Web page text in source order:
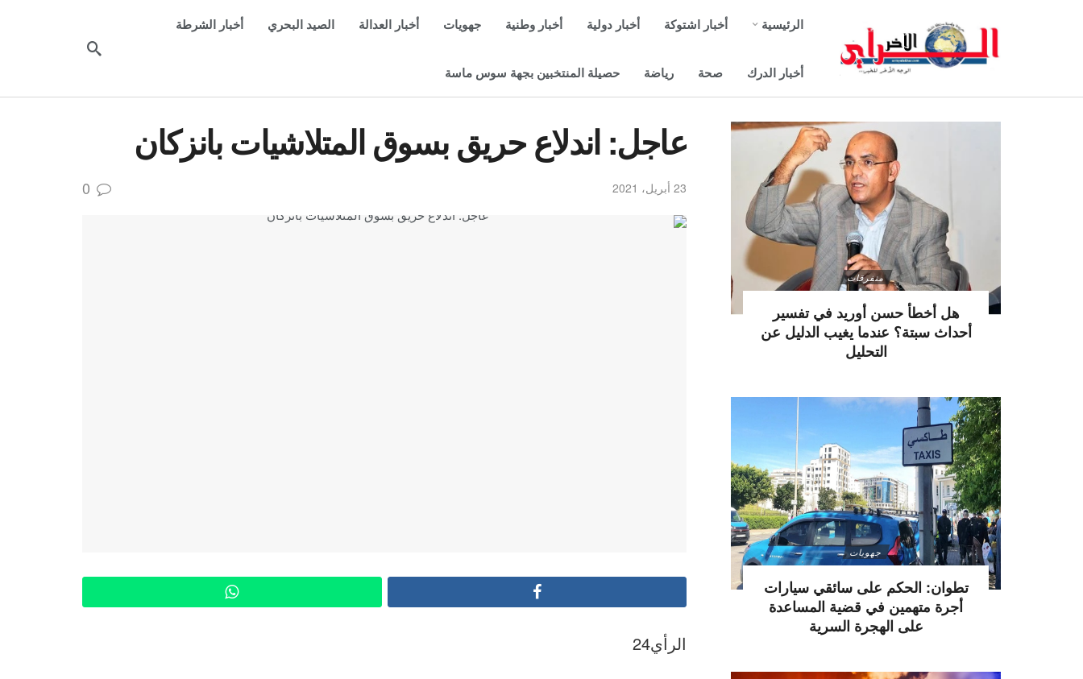
الرئيسية أخبار اشتوكة أخبار دولية أخبار وطنية جهويات أخبار العدالة الصيد البحري أخبار الشرطة
أخبار الدرك صحة رياضة حصيلة المنتخبين بجهة سوس ماسة
عاجل: اندلاع حريق بسوق المتلاشيات بانزكان
23 أبريل، 2021 0
الرأي24
متفرقات
هل أخطأ حسن أوريد في تفسير
أحداث سبتة؟ عندما يغيب الدليل عن
التحليل
جهويات
تطوان: الحكم على سائقي سيارات
أجرة متهمين في قضية المساعدة
على الهجرة السرية